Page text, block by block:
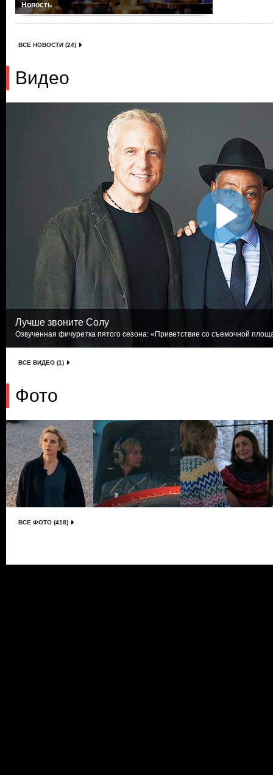
Новость
ВСЕ НОВОСТИ (24)
Видео
Лучше звоните Солу
Озвученная фичуретка пятого сезона: «Приветствие со съемочной
ВСЕ ВИДЕО (1)
Фото
ВСЕ ФОТО (418)